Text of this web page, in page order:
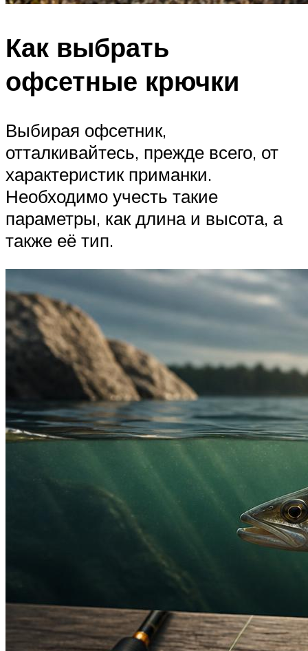
Как выбрать
офсетные крючки
Выбирая офсетник,
отталкивайтесь, прежде всего, от
характеристик приманки.
Необходимо учесть такие
параметры, как длина и высота, а
также её тип.